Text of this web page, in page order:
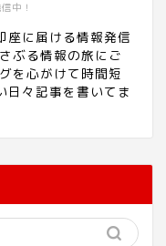
中！
座に届ける情報発信
ぶる情報の旅にご
を心がけて時間短
日々記事を書いてま